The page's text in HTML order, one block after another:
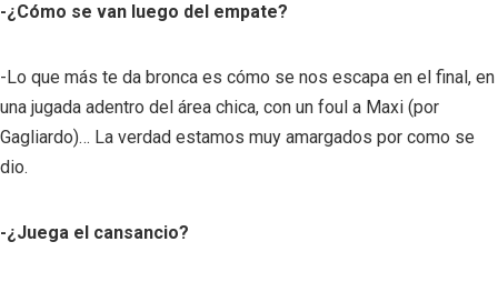
-¿Cómo se van luego del empate?
-Lo que más te da bronca es cómo se nos escapa en el final, en
una jugada adentro del área chica, con un foul a Maxi (por
Gagliardo)… La verdad estamos muy amargados por como se
dio.
-¿Juega el cansancio?